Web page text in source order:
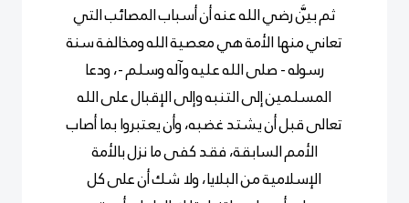
ثم بيَّن رضي الله عنه أن أسباب المصائب التي
تعاني منها الأمة هي معصية الله ومخالفة سنة
رسوله- صلى الله عليه وآله وسلم -، ودعا
المسلمين إلى التنبه وإلى الإقبال على الله
تعالى قبل أن يشتد غضبه، وأن يعتبروا بما أصاب
الأمم السابقة، فقد كفى ما نزل بالأمة
الإسلامية من البلايا، ولا شك أن على كل